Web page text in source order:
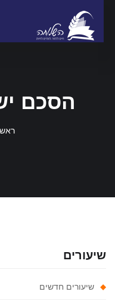
הסכם
ראשי
שיעורים חדשים